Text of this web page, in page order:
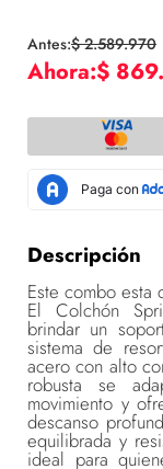
$ 2.589.970
$ 869.
Descripción
Este combo esta
El Colchón
brindar un
sistema de
acero con alto
robusta se
movimiento y
descanso
equilibrada y
ideal para